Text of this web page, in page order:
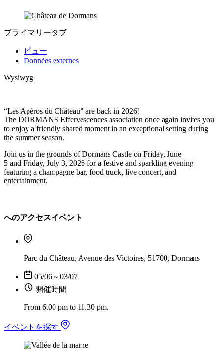
プライマリータブ
ビュー
Données externes
Wysiwyg
“Les Apéros du Château” are back in 2026!
The DORMANS Effervescences association once again invites you
to enjoy a friendly shared moment in an exceptional setting during
the summer season.
Join us in the grounds of Dormans Castle on Friday, June
5 and Friday, July 3, 2026 for a festive and sparkling evening
featuring a champagne bar, food truck, live concert, and
entertainment.
へのアクセスイベント
Parc du Château, Avenue des Victoires, 51700, Dormans
05/06～03/07
開催時間
From 6.00 pm to 11.30 pm.
イベントを探す